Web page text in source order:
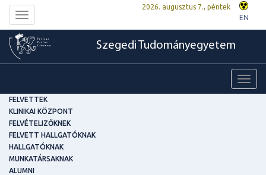
Toggle
navigation
2026. augusztus 7., péntek
EN
Szegedi Tudományegyetem
FELVETTEK
KLINIKAI KÖZPONT
FELVÉTELIZŐKNEK
FELVETT HALLGATÓKNAK
HALLGATÓKNAK
MUNKATÁRSAKNAK
ALUMNI